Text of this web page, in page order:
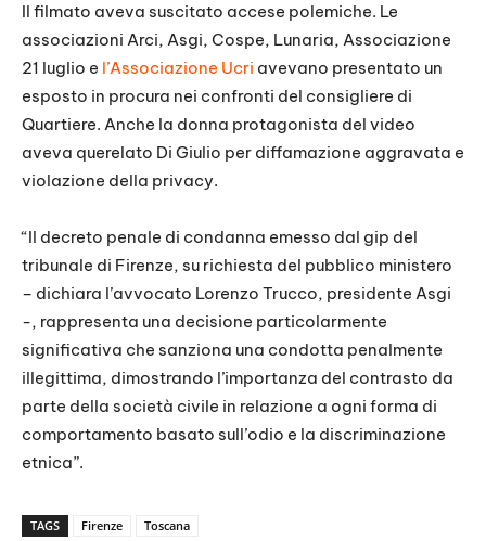
Il filmato aveva suscitato accese polemiche. Le
associazioni Arci, Asgi, Cospe, Lunaria, Associazione
21 luglio e l’Associazione Ucri avevano presentato un
esposto in procura nei confronti del consigliere di
Quartiere. Anche la donna protagonista del video
aveva querelato Di Giulio per diffamazione aggravata e
violazione della privacy.
“Il decreto penale di condanna emesso dal gip del
tribunale di Firenze, su richiesta del pubblico ministero
– dichiara l’avvocato Lorenzo Trucco, presidente Asgi
-, rappresenta una decisione particolarmente
significativa che sanziona una condotta penalmente
illegittima, dimostrando l’importanza del contrasto da
parte della società civile in relazione a ogni forma di
comportamento basato sull’odio e la discriminazione
etnica”.
TAGS Firenze Toscana